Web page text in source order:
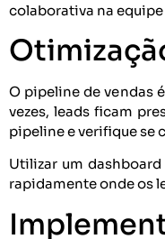
colaborativa na equipe
O pipeline de vendas
vezes, leads ficam
pipeline e verifique se
Utilizar um
rapidamente onde os